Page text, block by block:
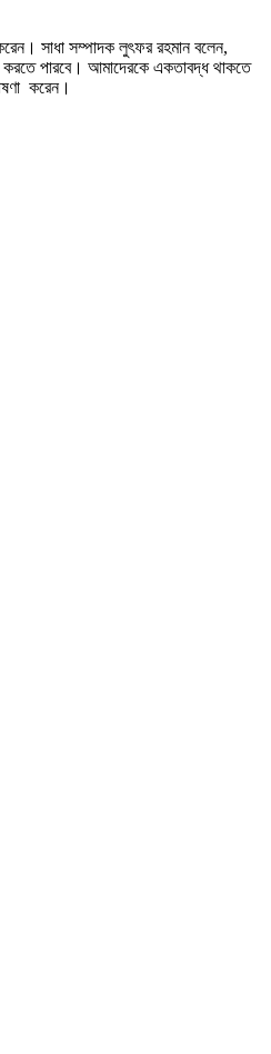
সাধা সম্পাদক লুৎফর রহমান বলেন,
করতে পারবে। আমাদেরকে একতাবদ্ধ থাকতে
করেন।